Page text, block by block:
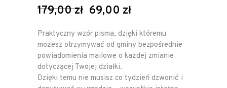
179,00zł Original
was:
179,00 zł.
69,00 złCurrent
is:
69,00 zł.
Praktyczny wzór pisma, dzięki któremu
możesz otrzymywać od gminy bezpośrednie
powiadomienia mailowe o każdej zmianie
dotyczącej Twojej działki.
Dzięki temu nie musisz co tydzień dzwonić i